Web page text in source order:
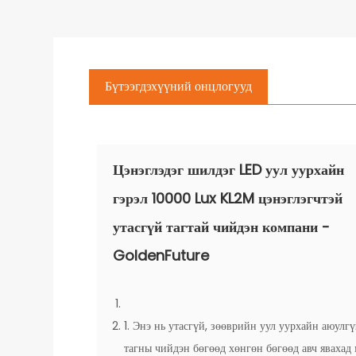
Бүтээгдэхүүний онцлогууд
Цэнэглэдэг шилдэг LED уул уурхайн
гэрэл 10000 Lux KL2M цэнэглэгчтэй
утасгүй тагтай чийдэн компани -
GoldenFuture
1. Энэ нь утасгүй, зөөврийн уул уурхайн
тагны чийдэн бөгөөд хөнгөн бөгөөд авч